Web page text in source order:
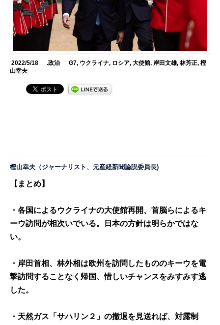
2022/5/18 .政治 G7, ウクライナ, ロシア, 大使館, 岸田文雄, 林芳正, 樫
山幸夫
樫山幸夫 （ジャーナリスト、元産経新聞論説委員長)
【まとめ】
・各国によるウクライナの大使館再開、首脳らによるキ
ーウ訪問が相次いでいる。日本の方針は明らかではな
い。
・岸田首相、林外相は欧州を訪問したもののキーウを電
撃訪問することなく帰国、惜しいチャンスをみすみす逃
した。
・天然ガス「サハリン２」の撤退を見送れば、対露制